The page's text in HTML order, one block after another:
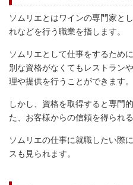
ソムリエとはワインの専門家と
れなどを行う職業を指します。
ソムリエとして仕事をするため
別な資格がなくてもレストラン
理や提供を行うことができます。
しかし、資格を取得すると専門
た、お客様からの信頼を得られ
ソムリエの仕事に就職したい際
スも見られます。